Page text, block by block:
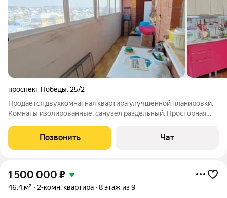
проспект Победы, 25/2
Продаётся двухкомнатная квартира улучшенной планировки.
Комнаты изолированные, санузел раздельный. Просторная
платежи. Дом 2011 года постройки, подходит под семейную
ипотеку 6 процентов.
Позвонить Чат
1 500 000 ₽
46,4 м² 2-комн. квартира 8 этаж из 9